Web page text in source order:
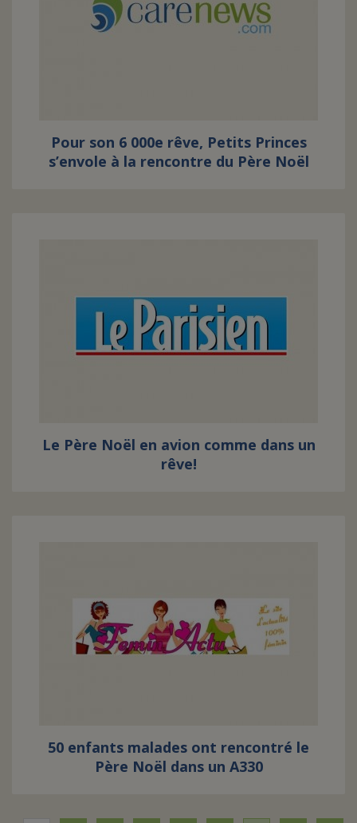
Pour son 6 000e rêve, Petits Princes
s’envole à la rencontre du Père Noël
Le Père Noël en avion comme dans un
rêve!
50 enfants malades ont rencontré le
Père Noël dans un A330